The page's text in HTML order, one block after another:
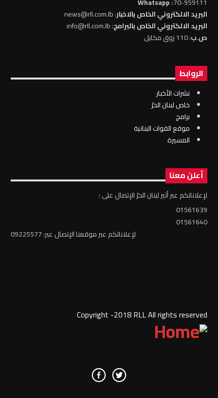
70-959111
: Whatsapp
البريد الالكتروني الخاص بالاخبار: news@rll.com.lb
البريد الالكتروني الخاص بالبرامج: info@rll.com.lb
ص.ب: 110 زوق مكايل
الروابط
نشرات الأخبار
خاص لبنان الحرّ
برامج
موقع القوات البنانية
المسيرة
أعلن معنا
لإعلاناتكم عبر أثير لبنان الحرّ الإتصال على :
01561639
01561640
لإعلاناتكم عبر موقعنا الإتصال عبر: 09225577
Copyright -2018 RLL All rights reserved